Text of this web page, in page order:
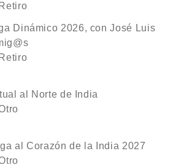
Dinámico 2026, con José Luis
al Norte de India
al Corazón de la India 2027